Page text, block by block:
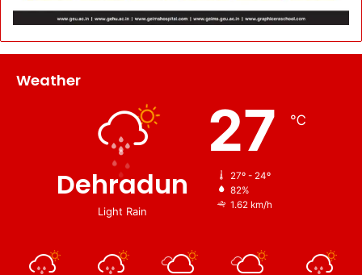
Weather
Dehradun
Light Rain
27 ℃
27º - 24º
82%
1.62 km/h